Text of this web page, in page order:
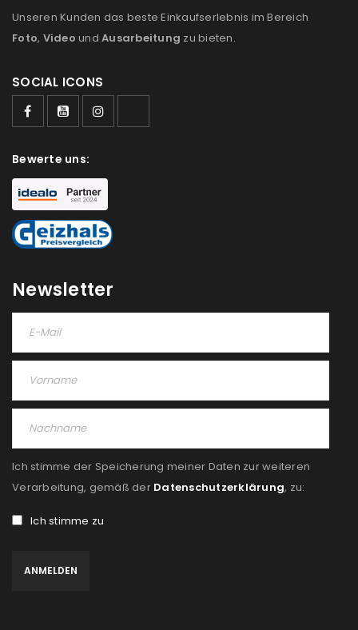
Unseren Kunden das beste Einkaufserlebnis im Bereich
Foto, Video und Ausarbeitung zu bieten.
SOCIAL ICONS
Bewerte uns:
Newsletter
Ich stimme der Speicherung meiner Daten zur weiteren
Verarbeitung, gemäß der Datenschutzerklärung, zu:
Ich stimme zu